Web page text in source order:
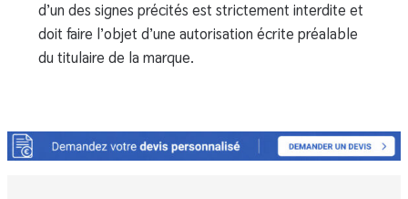
d’un des signes précités est strictement interdite et
doit faire l’objet d’une autorisation écrite préalable
du titulaire de la marque.